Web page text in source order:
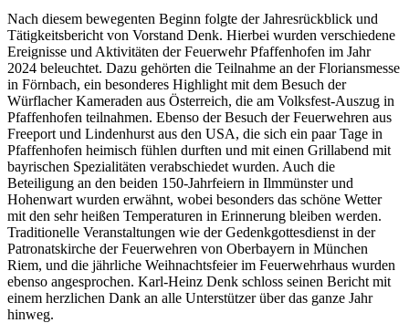
Nach diesem bewegenten Beginn folgte der Jahresrückblick und
Tätigkeitsbericht von Vorstand Denk. Hierbei wurden verschiedene
Ereignisse und Aktivitäten der Feuerwehr Pfaffenhofen im Jahr
2024 beleuchtet. Dazu gehörten die Teilnahme an der Floriansmesse
in Förnbach, ein besonderes Highlight mit dem Besuch der
Würflacher Kameraden aus Österreich, die am Volksfest-Auszug in
Pfaffenhofen teilnahmen. Ebenso der Besuch der Feuerwehren aus
Freeport und Lindenhurst aus den USA, die sich ein paar Tage in
Pfaffenhofen heimisch fühlen durften und mit einen Grillabend mit
bayrischen Spezialitäten verabschiedet wurden. Auch die
Beteiligung an den beiden 150-Jahrfeiern in Ilmmünster und
Hohenwart wurden erwähnt, wobei besonders das schöne Wetter
mit den sehr heißen Temperaturen in Erinnerung bleiben werden.
Traditionelle Veranstaltungen wie der Gedenkgottesdienst in der
Patronatskirche der Feuerwehren von Oberbayern in München
Riem, und die jährliche Weihnachtsfeier im Feuerwehrhaus wurden
ebenso angesprochen. Karl-Heinz Denk schloss seinen Bericht mit
einem herzlichen Dank an alle Unterstützer über das ganze Jahr
hinweg.